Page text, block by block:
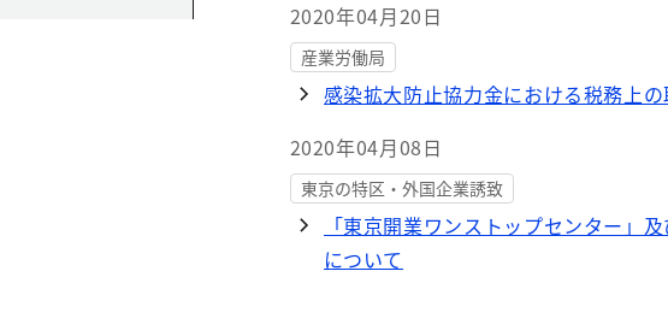
2020年04月20日
産業労働局
感染拡大防止協力金における税務上
2020年04月08日
東京の特区・外国企業誘致
「東京開業ワンストップセンター」
について